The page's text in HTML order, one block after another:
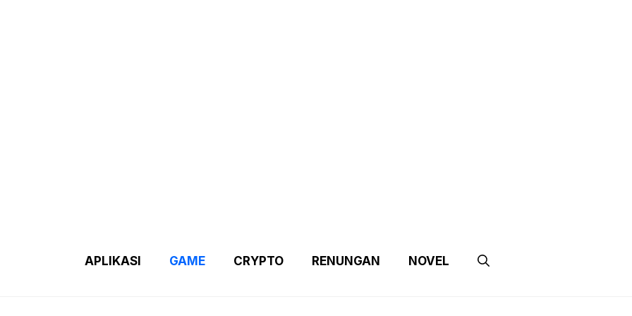
APLIKASI GAME CRYPTO RENUNGAN NOVEL